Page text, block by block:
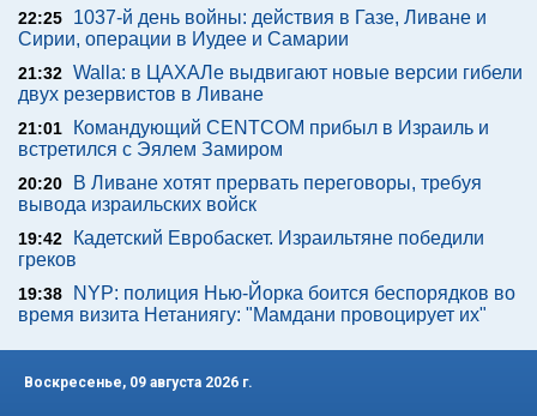
22:25
1037-й день войны: действия в Газе, Ливане и
Сирии, операции в Иудее и Самарии
21:32 Walla: в ЦАХАЛе выдвигают новые версии гибели
двух резервистов в Ливане
21:01
Командующий CENTCOM прибыл в Израиль и
встретился с Эялем Замиром
20:20
В Ливане хотят прервать переговоры, требуя
вывода израильских войск
19:42
Кадетский Евробаскет. Израильтяне победили
греков
19:38
NYP: полиция Нью-Йорка боится беспорядков во
время визита Нетаниягу: "Мамдани провоцирует их"
Воскресенье, 09 августа 2026 г.